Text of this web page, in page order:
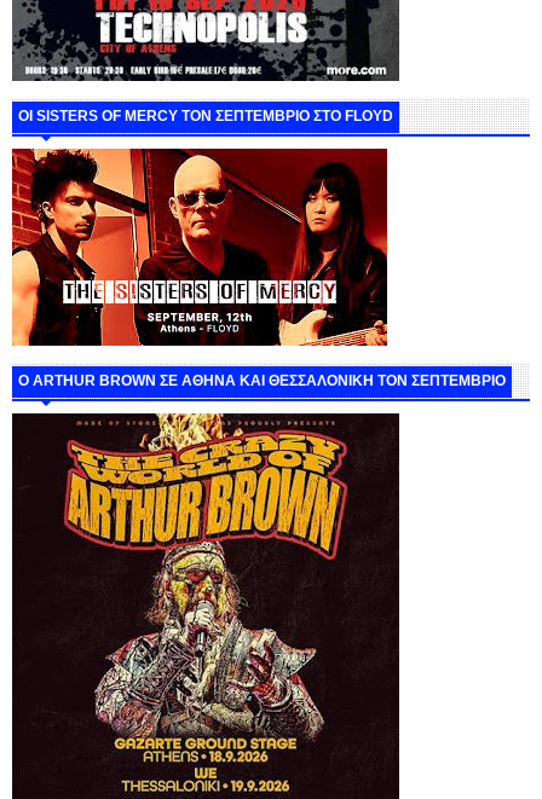
ΟΙ SISTERS OF MERCY ΤΟΝ ΣΕΠΤΕΜΒΡΙΟ ΣΤΟ FLOYD
O ARTHUR BROWN ΣΕ ΑΘΗΝΑ ΚΑΙ ΘΕΣΣΑΛΟΝΙΚΗ ΤΟΝ ΣΕΠΤΕΜΒΡΙΟ